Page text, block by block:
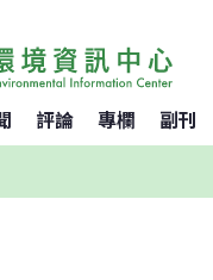
評論 專欄 副刊